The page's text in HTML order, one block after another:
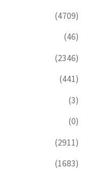
(4709)
(46)
(2346)
(441)
(3)
(0)
(2911)
(1683)